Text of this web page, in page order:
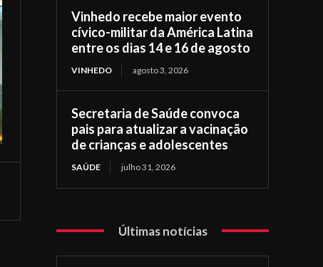
Vinhedo recebe maior evento
cívico-militar da América Latina
entre os dias 14 e 16 de agosto
VINHEDO agosto 3, 2026
Secretaria de Saúde convoca
pais para atualizar a vacinação
de crianças e adolescentes
SAÚDE julho 31, 2026
Últimas notícias